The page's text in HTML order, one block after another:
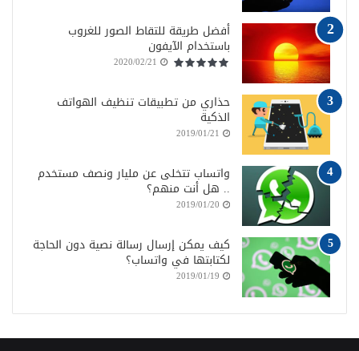
أفضل طريقة للتقاط الصور للغروب
باستخدام الآيفون
2020/02/21
حذاري من تطبيقات تنظيف الهواتف
الذكية
2019/01/21
واتساب تتخلى عن مليار ونصف مستخدم
.. هل أنت منهم؟
2019/01/20
كيف يمكن إرسال رسالة نصية دون الحاجة
لكتابتها في واتساب؟
2019/01/19